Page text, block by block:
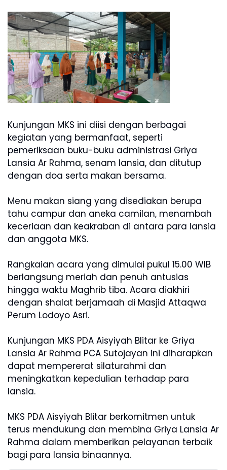
Kunjungan MKS ini diisi dengan berbagai
kegiatan yang bermanfaat, seperti
pemeriksaan buku-buku administrasi Griya
Lansia Ar Rahma, senam lansia, dan ditutup
dengan doa serta makan bersama.
Menu makan siang yang disediakan berupa
tahu campur dan aneka camilan, menambah
keceriaan dan keakraban di antara para lansia
dan anggota MKS.
Rangkaian acara yang dimulai pukul 15.00 WIB
berlangsung meriah dan penuh antusias
hingga waktu Maghrib tiba. Acara diakhiri
dengan shalat berjamaah di Masjid Attaqwa
Perum Lodoyo Asri.
Kunjungan MKS PDA Aisyiyah Blitar ke Griya
Lansia Ar Rahma PCA Sutojayan ini diharapkan
dapat mempererat silaturahmi dan
meningkatkan kepedulian terhadap para
lansia.
MKS PDA Aisyiyah Blitar berkomitmen untuk
terus mendukung dan membina Griya Lansia Ar
Rahma dalam memberikan pelayanan terbaik
bagi para lansia binaannya.